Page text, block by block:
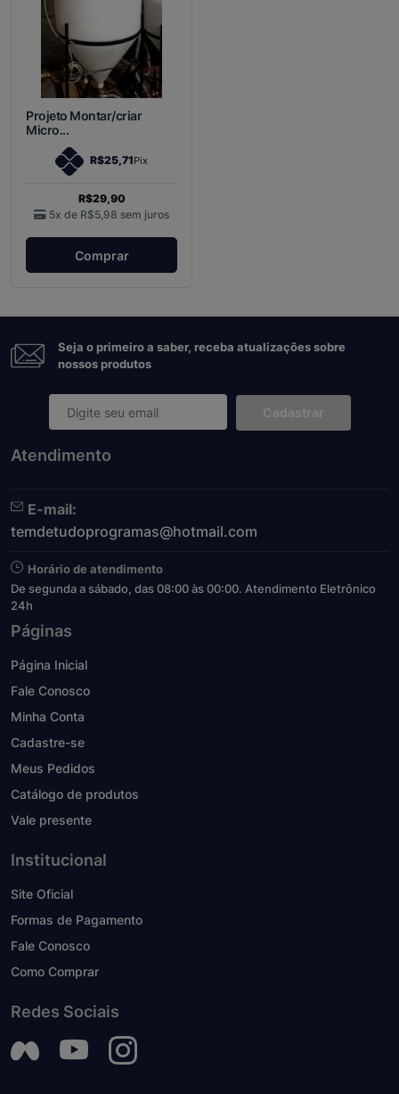
Projeto Montar/criar
Micro...
R$25,71Pix
R$29,90
5x de R$5,98 sem juros
Comprar
Seja o primeiro a saber, receba atualizações sobre
nossos produtos
Cadastrar
Atendimento
E-mail:
temdetudoprogramas@hotmail.com
Horário de atendimento
De segunda a sábado, das 08:00 às 00:00. Atendimento Eletrônico
24h
Páginas
Página Inicial
Fale Conosco
Minha Conta
Cadastre-se
Meus Pedidos
Catálogo de produtos
Vale presente
Institucional
Site Oficial
Formas de Pagamento
Fale Conosco
Como Comprar
Redes Sociais